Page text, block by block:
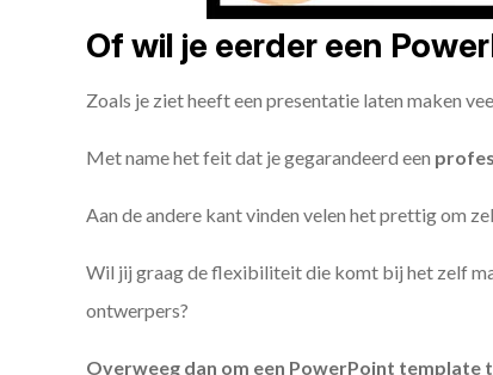
Of wil je eerder een
Zoals je ziet heeft een presentatie laten maken
Met name het feit dat je gegarandeerd een
Aan de andere kant vinden velen het prettig om
Wil jij graag de flexibiliteit die komt bij het zelf
ontwerpers?
Overweeg dan om een PowerPoint template